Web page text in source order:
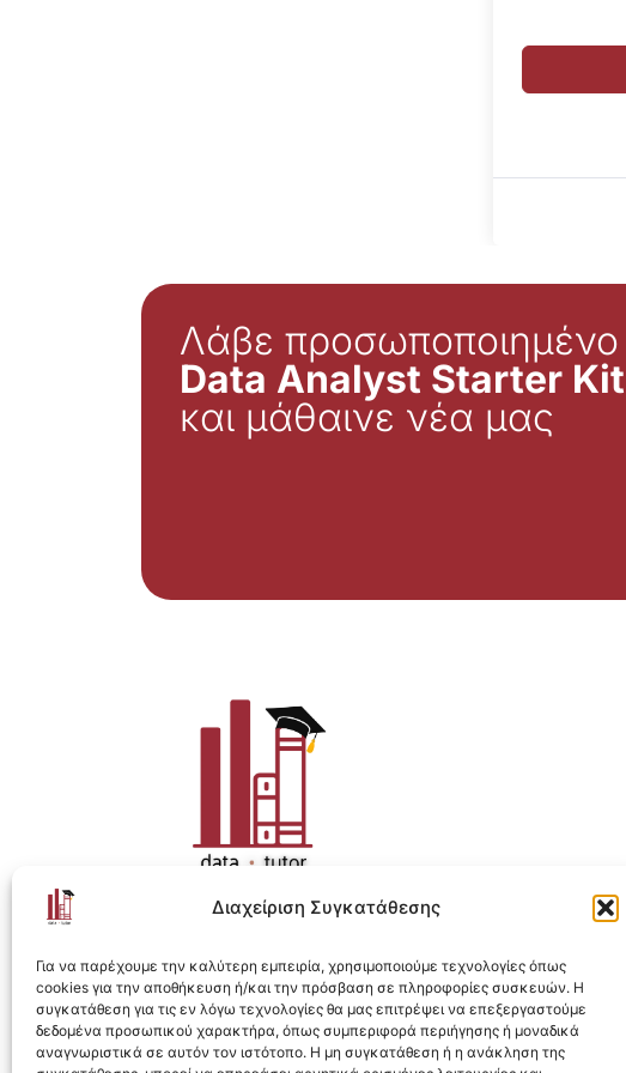
Διαχείριση Συγκατάθεσης
Για να παρέχουμε την καλύτερη εμπειρία, χρησιμοποιούμε τεχνολογίες όπως
cookies για την αποθήκευση ή/και την πρόσβαση σε πληροφορίες συσκευών. Η
συγκατάθεση για τις εν λόγω τεχνολογίες θα μας επιτρέψει να επεξεργαστούμε
δεδομένα προσωπικού χαρακτήρα, όπως συμπεριφορά περιήγησης ή μοναδικά
αναγνωριστικά σε αυτόν τον ιστότοπο. Η μη συγκατάθεση ή η ανάκληση της
Λάβε προσωποποιημένο
Data Analyst Starter Kit
και μάθαινε νέα μας
Η ολοκληρωμένη e-learning λύση για Data Analytics.